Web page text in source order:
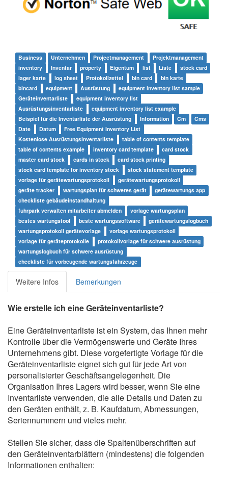
Business Unternehmen Projectmanagement
Projektmanagement
inventory
Inventar property Eigentum list Liste
stock card
lager karte
log sheet Protokollzettel bin card
bin karte
bincard
equipment Ausrüstung
equipment inventory list sample
Geräteinventarliste
equipment inventory list
Ausrüstungsinventarliste
equipment inventory list example
Beispiel für die Inventarliste der Ausrüstung
Information Cm
Cms
Date
Datum
Free Equipment Inventory List
Kostenlose Ausrüstungsinventarliste
table of contents template
table of contents example
inventory card template
card stock
master card stock
cards in stock
card stock printing
stock card template for inventory stock
stock statement template
vorlage für gerätewartungsprotokoll
gerätewartungsprotokoll
geräte tracker
wartungsplan für schweres gerät
gerätewartungs app
checkliste gebäudeinstandhaltung
fuhrpark verwalten mitarbeiter abmelden
vorlage wartungsplan
bestes wartungstool
beste wartungssoftware
gerätewartungslogbuch
wartungsprotokoll gerätevorlage
vorlage wartungsprotokoll
vorlage für geräteprotokolle
protokollvorlage für schwere ausrüstung
wartungslogbuch für schwere ausrüstung
checkliste für vorbeugende wartungsfahrzeuge
Weitere Infos Bemerkungen
Wie erstelle ich eine Geräteinventarliste?
Eine Geräteinventarliste ist ein System, das Ihnen mehr
Kontrolle über die Vermögenswerte und Geräte Ihres
Unternehmens gibt. Diese vorgefertigte Vorlage für die
Geräteinventarliste eignet sich gut für jede Art von
personalisierter Geschäftsangelegenheit. Die
Organisation Ihres Lagers wird besser, wenn Sie eine
Inventarliste verwenden, die alle Details und Daten zu
den Geräten enthält, z. B. Kaufdatum, Abmessungen,
Seriennummern und vieles mehr.
Stellen Sie sicher, dass die Spaltenüberschriften auf
den Geräteinventarblättern (mindestens) die folgenden
Informationen enthalten: